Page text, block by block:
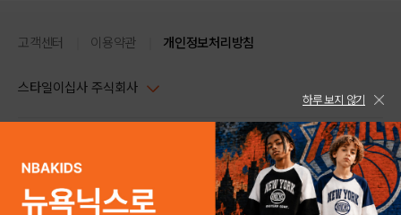
고객센터 이용약관 개인정보처리방침
스타일이십사 주식회사
주소 : 서울시 강남구 논현로 633, 6층 (논현동, 한세엠케이빌딩)
사업자등록번호 : 116-81-32499
통신판매업신고번호 : 제 2024-서울강남-04239
스타일24 고객센터 1544-5336
평일 09:00~ 18:00 (토/일/공휴일 휴무)
help Email : help@style24.com
하루 보지 않기